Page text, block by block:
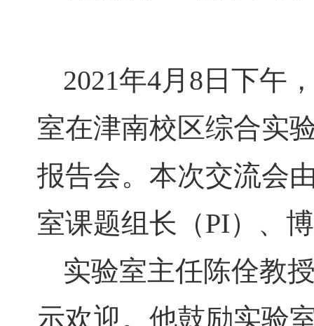
2021年4月 8 日下午
室在津南校区综合实
报告会。本次交流会
室课题组长（PI）、
实验室主任陈佺教
示欢迎。他鼓励实验